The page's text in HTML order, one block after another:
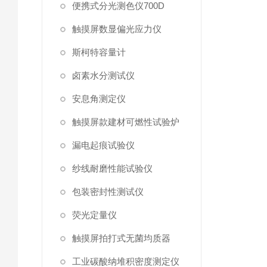
便携式分光测色仪700D
触摸屏数显偏光应力仪
斯柯特容量计
卤素水分测试仪
安息角测定仪
触摸屏款建材可燃性试验炉
漏电起痕试验仪
纱线耐磨性能试验仪
包装密封性测试仪
荧光定量仪
触摸屏拍打式无菌均质器
工业碳酸纳堆积密度测定仪